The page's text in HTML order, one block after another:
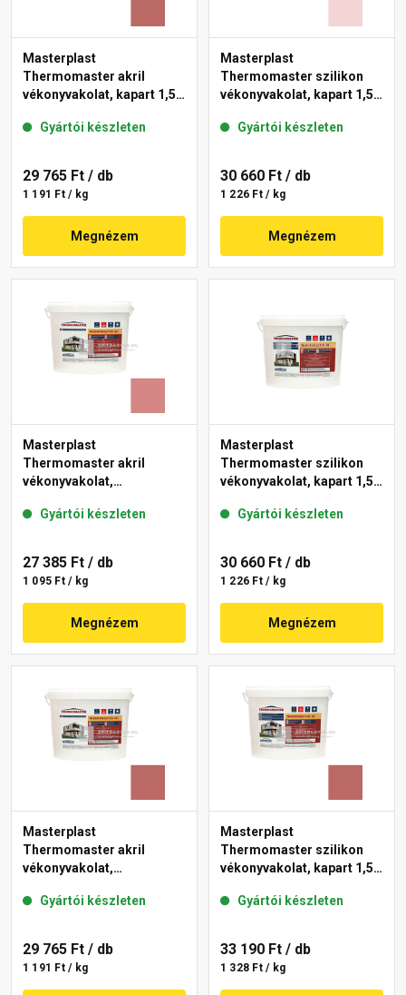
Masterplast
Thermomaster akril
vékonyvakolat, kapart 1,5
Gyártói készleten
29 765 Ft / db
1 191 Ft / kg
Megnézem
Masterplast
Thermomaster szilikon
vékonyvakolat, kapart 1,5
Gyártói készleten
30 660 Ft / db
1 226 Ft / kg
Megnézem
Masterplast
Thermomaster akril
vékonyvakolat,
21-D 25 kg
Gyártói készleten
27 385 Ft / db
1 095 Ft / kg
Megnézem
Masterplast
Thermomaster szilikon
vékonyvakolat, kapart 1,5
Gyártói készleten
30 660 Ft / db
1 226 Ft / kg
Megnézem
Masterplast
Thermomaster akril
vékonyvakolat,
21-C 25 kg
Gyártói készleten
29 765 Ft / db
1 191 Ft / kg
Masterplast
Thermomaster szilikon
vékonyvakolat, kapart 1,5
Gyártói készleten
33 190 Ft / db
1 328 Ft / kg